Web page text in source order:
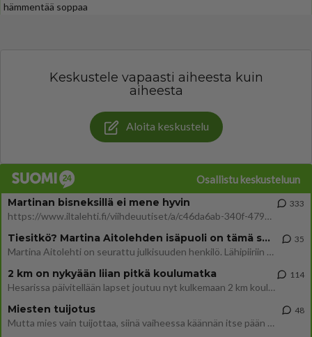
hämmentää soppaa
Keskustele vapaasti aiheesta kuin
aiheesta
Aloita keskustelu
Osallistu keskusteluun
Martinan bisneksillä ei mene hyvin
https://www.iltalehti.fi/viihdeuutiset/a/c46da6ab-340f-4790-aaa7-0865eed2336 Yrityksen konkurssihakemus on tullut kärä
333
Tiesitkö? Martina Aitolehden isäpuoli on tämä suosittu laulaja
Martina Aitolehti on seurattu julkisuuden henkilö. Lähipiiriin mahtuu muitakin tunnettuja henkilöitä. Tiesitkö, että Ma
35
2 km on nykyään liian pitkä koulumatka
Hesarissa päivitellään lapset joutuu nyt kulkemaan 2 km kouluun jösses. Ruostefillarilla tuo matka menee vaikka miten äk
114
Miesten tuijotus
Mutta mies vain tuijottaa, siinä vaiheessa käännän itse pään pois. Mikä juttu? Yleensä jos joku tuijottaa tai katsoo, hä
48